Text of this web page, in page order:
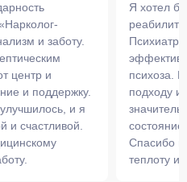
и заботу.
центр и
и поддержку.
и я
и счастливой.
Я хотел
психоза.
подходу и
Спасибо
теплоту и